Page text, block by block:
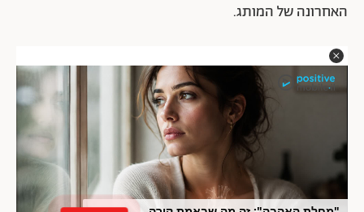
האחרונה של המותג.